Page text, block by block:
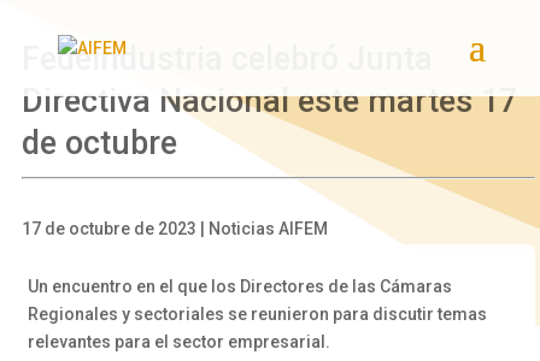
Fedeindustria celebró Junta
Directiva Nacional este martes 17
de octubre
17 de octubre de 2023 | Noticias AIFEM
Un encuentro en el que los Directores de las Cámaras
Regionales y sectoriales se reunieron para discutir temas
relevantes para el sector empresarial.